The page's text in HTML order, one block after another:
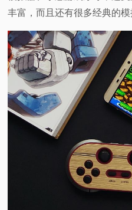
丰富，而且还有很多经典的模